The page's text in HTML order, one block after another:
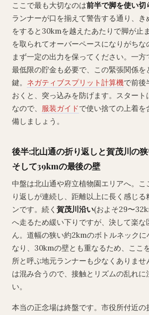
ここで最も大切なのは前半で脚を使い切
ランナーが口を揃えて警告する通り、き
をすると30kmを越えたあたりで脚が止
を取られてオーバーペースになりがちな
まず一定の出力を保ってください。一方
最低限の貯金も必要で、この緊張関係を
鍵。 ネガティブスプリット計算機で前後
おくと、突っ込みを防げます。スタート
なので、 服装ガイドで使い捨ての上着
備しましょう。
後半:北山通の折り返しと賀茂川の狭
そして39kmの最後の壁
中盤は北山通や府立植物園エリアへ。こ
り返しが連続し、距離以上に長く感じる
ンです。続く賀茂川沿い(およそ29〜
へ走るため緩い下りですが、決して楽な
ん。道幅の狭い約2kmのボトルネック
なり、30kmの壁とも重なるため、ここ
所と呼ぶ地元ランナーも少なくありま
は混み合うので、接触とリズムの乱れに
い。
本当の正念場は終盤です。市役所付近